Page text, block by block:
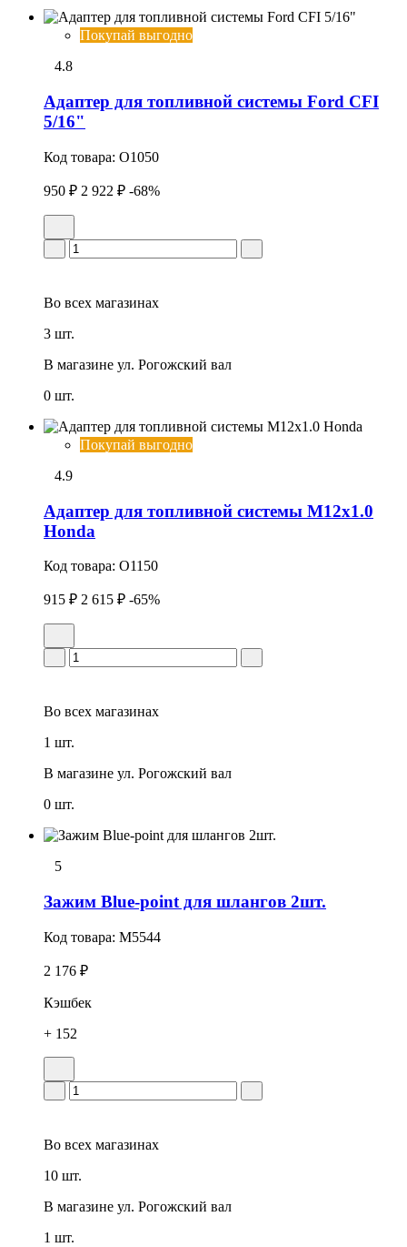
Покупай выгодно
4.8
Адаптер для топливной системы Ford CFI
5/16"
Код товара: O1050
950 ₽ 2 922 ₽ -68%
Во всех магазинах
3 шт.
В магазине ул. Рогожский вал
0 шт.
Покупай выгодно
4.9
Адаптер для топливной системы М12х1.0
Honda
Код товара: O1150
915 ₽ 2 615 ₽ -65%
Во всех магазинах
1 шт.
В магазине ул. Рогожский вал
0 шт.
5
Зажим Blue-point для шлангов 2шт.
Код товара: M5544
2 176 ₽
Кэшбек
+ 152
Во всех магазинах
10 шт.
В магазине ул. Рогожский вал
1 шт.